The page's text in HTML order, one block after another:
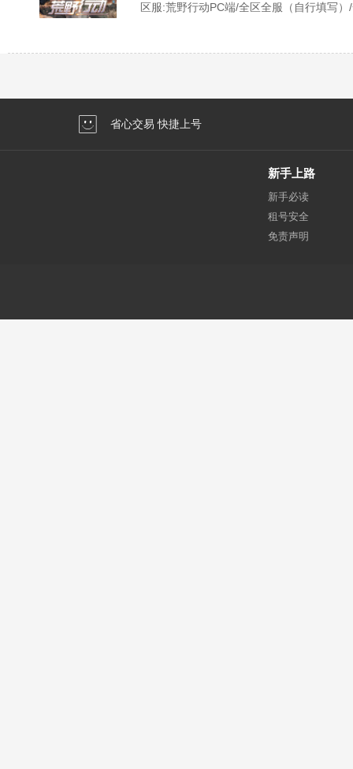
区服:荒野行动PC端/全区全服（自行填写
省心交易 快捷上号
新手上路
新手必读
租号安全
免责声明